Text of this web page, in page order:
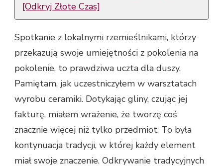
[Odkryj Złote Czas]
Spotkanie z lokalnymi rzemieślnikami, którzy
przekazują swoje umiejętności z pokolenia na
pokolenie, to prawdziwa uczta dla duszy.
Pamiętam, jak uczestniczyłem w warsztatach
wyrobu ceramiki. Dotykając gliny, czując jej
fakturę, miałem wrażenie, że tworzę coś
znacznie więcej niż tylko przedmiot. To była
kontynuacja tradycji, w której każdy element
miał swoje znaczenie. Odkrywanie tradycyjnych